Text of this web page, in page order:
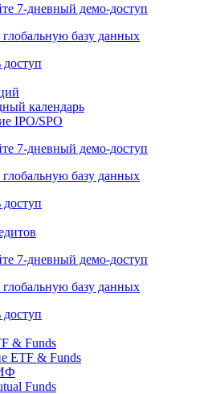
7-дневный демо-доступ
базу данных
календарь
IPO/SPO
7-дневный демо-доступ
базу данных
7-дневный демо-доступ
базу данных
& Funds
ETF & Funds
Funds